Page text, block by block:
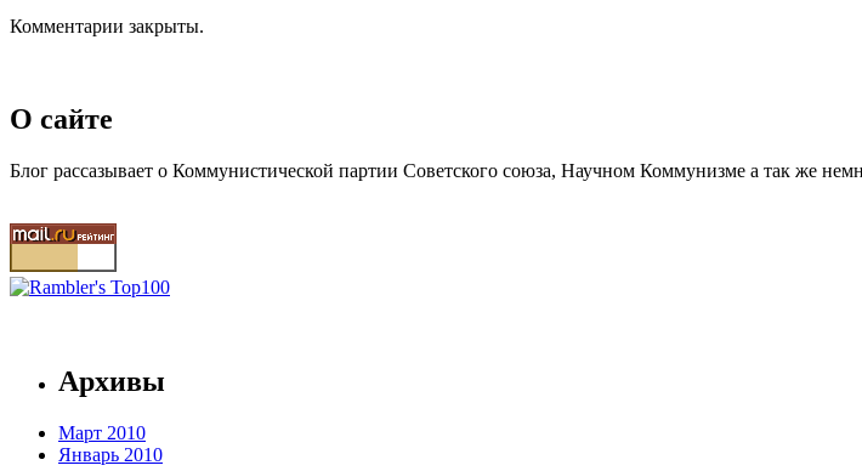
Комментарии закрыты.
О сайте
Блог рассазывает о Коммунистической партии Советского союза, Научном Коммунизме а так же
Архивы
Март 2010
Январь 2010